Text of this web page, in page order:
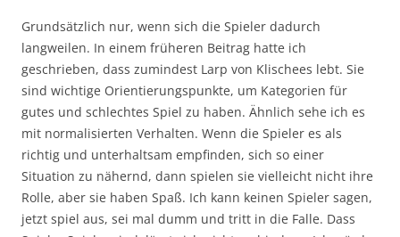
Grundsätzlich nur, wenn sich die Spieler dadurch
langweilen. In einem früheren Beitrag hatte ich
geschrieben, dass zumindest Larp von Klischees lebt. Sie
sind wichtige Orientierungspunkte, um Kategorien für
gutes und schlechtes Spiel zu haben. Ähnlich sehe ich es
mit normalisierten Verhalten. Wenn die Spieler es als
richtig und unterhaltsam empfinden, sich so einer
Situation zu nähernd, dann spielen sie vielleicht nicht ihre
Rolle, aber sie haben Spaß. Ich kann keinen Spieler sagen,
jetzt spiel aus, sei mal dumm und tritt in die Falle. Dass